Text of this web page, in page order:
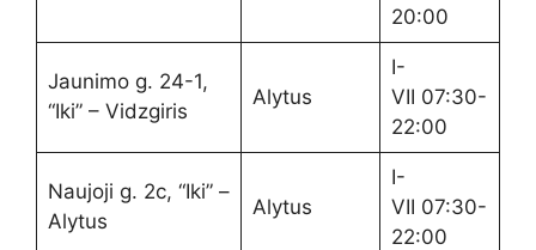
20:00
Jaunimo g. 24-1,
“Iki” – Vidzgiris
Alytus
I-
VII 07:30-
22:00
Naujoji g. 2c, “Iki” –
Alytus
Alytus
I-
VII 07:30-
22:00